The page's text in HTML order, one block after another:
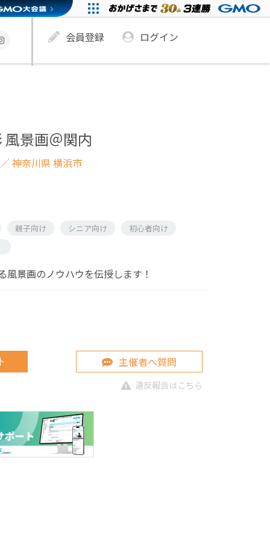
会員登録 ログイン
景画＠関内
神奈川県 横浜市
親子向け シニア向け
初心者向け
風景画のノウハウを伝授します！
主催者へ質問
違反報告はこちら